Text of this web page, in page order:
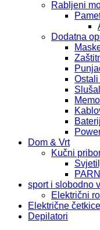
Rabljeni
Dodatna
Ostali
Dom & Vrt
Kučni
sport i slobodno
Električni
Električne
Depilatori